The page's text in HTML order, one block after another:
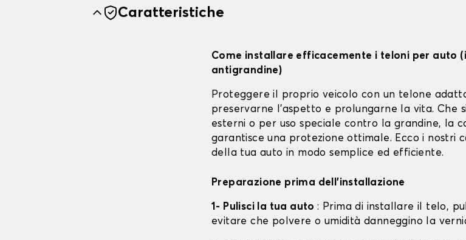
Caratteristiche
Come installare efficacemente i teloni per auto
antigrandine)
Proteggere il proprio veicolo con un telone
preservarne l'aspetto e prolungarne la vita. Che
esterni o per uso speciale contro la grandine, la
garantisce una protezione ottimale. Ecco i nostri
della tua auto in modo semplice ed efficiente.
Preparazione prima dell'installazione
1- Pulisci la tua auto: Prima di installare il telo,
evitare che polvere o umidità danneggino la